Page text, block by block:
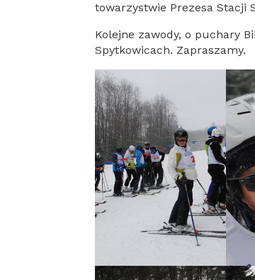
towarzystwie Prezesa Stacji
Kolejne zawody, o puchary
Spytkowicach. Zapraszamy.